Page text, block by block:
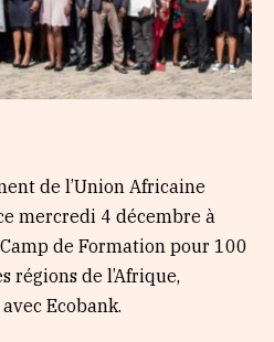
de l’Union Africaine
mercredi 4 décembre à
de Formation pour 100
régions de l’Afrique,
Ecobank.